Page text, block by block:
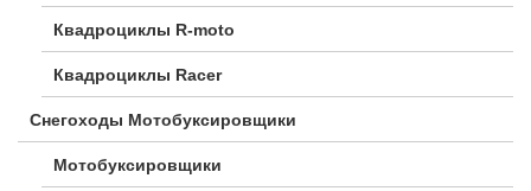
Квадроциклы R-moto
Квадроциклы Racer
Снегоходы Мотобуксировщики
Мотобуксировщики